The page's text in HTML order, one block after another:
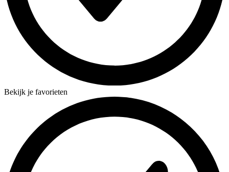
Bekijk je favorieten